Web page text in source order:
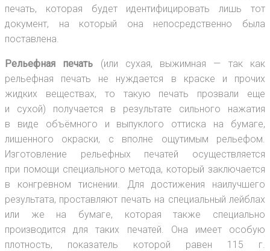
печать, которая будет идентифицировать лишь тот
документ, на который она непосредственно была
поставлена.
Рельефная печать (или сухая, выжимная — так как
рельефная печать не нуждается в краске и прочих
жидких веществах, то такую печать прозвали еще
и сухой) получается в результате сильного нажатия
в виде объёмного и выпуклого оттиска на бумаге,
лишенного окраски, с вполне ощутимым рельефом.
Изготовление рельефных печатей осуществляется
при помощи специального метода, который заключается
в конгревном тиснении. Для достижения наилучшего
результата, проставляют печать на специальный лейблах
или же на бумаге, которая также специально
производится для таких печатей. Она имеет особую
плотность, показатель которой равен 115 г.